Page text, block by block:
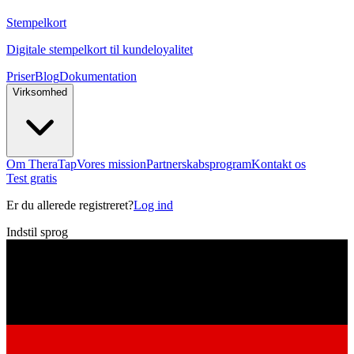
Stempelkort
Digitale stempelkort til kundeloyalitet
PriserBlogDokumentation
Virksomhed
Om TheraTapVores missionPartnerskabsprogramKontakt os
Test gratis
Er du allerede registreret?Log ind
Indstil sprog